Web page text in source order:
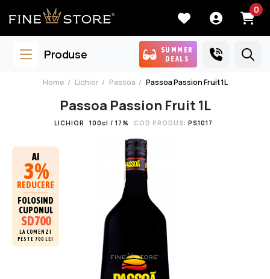
0
Produse
SUMMER
DEALS
Home Lichior Passoa Passoa Passion Fruit 1L
Passoa Passion Fruit 1L
LICHIOR 100cl / 17% COD PRODUS: PS1017
AI
3%
REDUCERE
FOLOSIND
CUPONUL
SD700
LA COMENZI
PESTE 700 LEI